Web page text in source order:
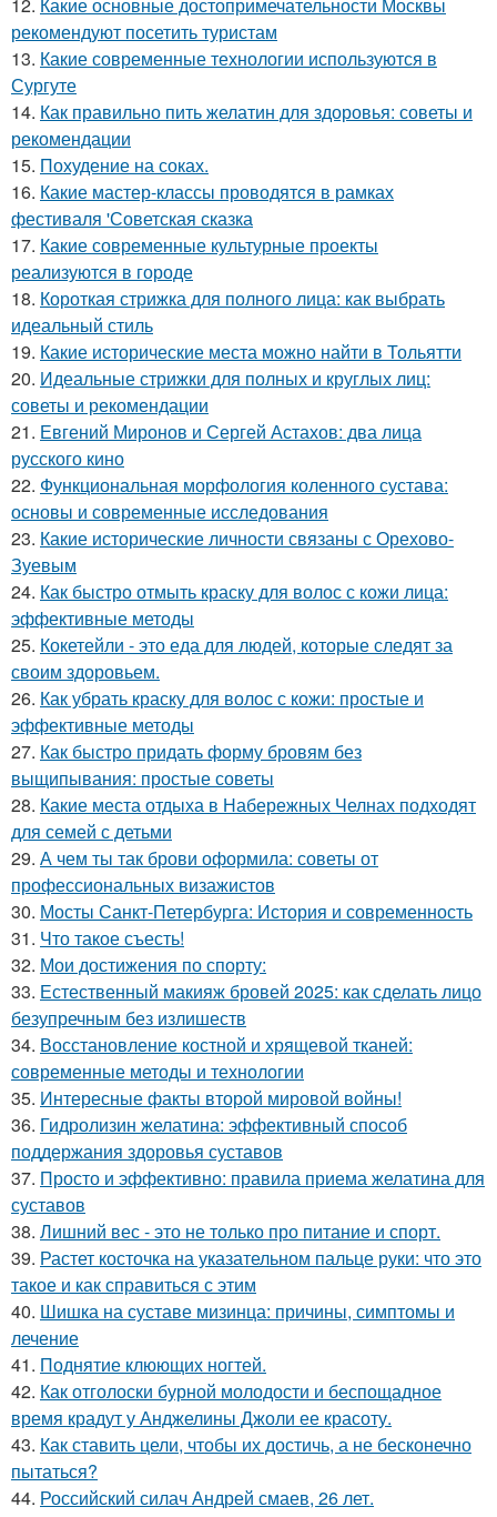
рекомендуют посетить туристам
13. Какие современные технологии используются в
Сургуте
14. Как правильно пить желатин для здоровья: советы и
рекомендации
15. Похудение на соках.
16. Какие мастер-классы проводятся в рамках
фестиваля 'Советская сказка
17. Какие современные культурные проекты
реализуются в городе
18. Короткая стрижка для полного лица: как выбрать
идеальный стиль
19. Какие исторические места можно найти в Тольятти
20. Идеальные стрижки для полных и круглых лиц:
советы и рекомендации
21. Евгений Миронов и Сергей Астахов: два лица
русского кино
22. Функциональная морфология коленного сустава:
основы и современные исследования
23. Какие исторические личности связаны с Орехово-
Зуевым
24. Как быстро отмыть краску для волос с кожи лица:
эффективные методы
25. Кокетейли - это еда для людей, которые следят за
своим здоровьем.
26. Как убрать краску для волос с кожи: простые и
эффективные методы
27. Как быстро придать форму бровям без
выщипывания: простые советы
28. Какие места отдыха в Набережных Челнах подходят
для семей с детьми
29. А чем ты так брови оформила: советы от
профессиональных визажистов
30. Мосты Санкт-Петербурга: История и современность
31. Что такое съесть!
32. Мои достижения по спорту:
33. Естественный макияж бровей 2025: как сделать лицо
безупречным без излишеств
34. Восстановление костной и хрящевой тканей:
современные методы и технологии
35. Интересные факты второй мировой войны!
36. Гидролизин желатина: эффективный способ
поддержания здоровья суставов
37. Просто и эффективно: правила приема желатина для
суставов
38. Лишний вес - это не только про питание и спорт.
39. Растет косточка на указательном пальце руки: что это
такое и как справиться с этим
40. Шишка на суставе мизинца: причины, симптомы и
лечение
41. Поднятие клюющих ногтей.
42. Как отголоски бурной молодости и беспощадное
время крадут у Анджелины Джоли ее красоту.
43. Как ставить цели, чтобы их достичь, а не бесконечно
пытаться?
44. Российский силач Андрей смаев, 26 лет.